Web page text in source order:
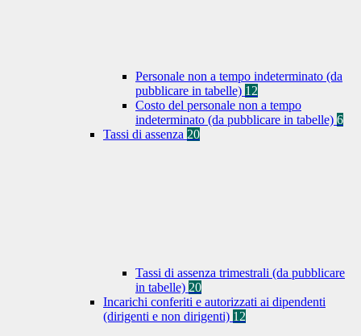
Personale non a tempo indeterminato (da
pubblicare in tabelle) 12
Costo del personale non a tempo
indeterminato (da pubblicare in tabelle) 6
Tassi di assenza 20
Tassi di assenza trimestrali (da pubblicare
in tabelle) 20
Incarichi conferiti e autorizzati ai dipendenti
(dirigenti e non dirigenti) 12